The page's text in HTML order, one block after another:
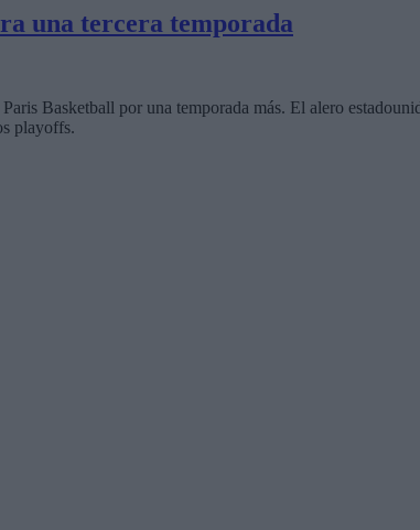
una tercera temporada
Basketball por una temporada más. El alero
playoffs.